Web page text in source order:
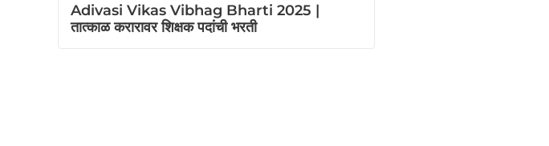
Adivasi Vikas Vibhag Bharti 2025 |
तात्काळ करारावर शिक्षक पदांची भरती